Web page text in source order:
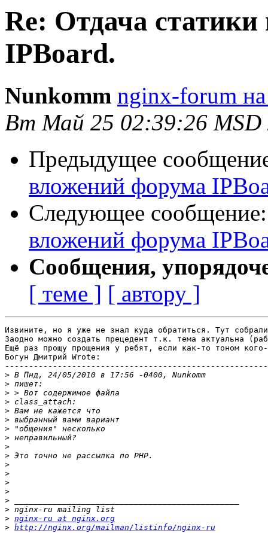
Re: Отдача
IPBoard.
Nunkomm nginx-forum
Вт Май 25 02:39:26 MSD
Предыдущее
вложений форума
Следующее
вложений форума
Сообщения,
[ теме ] [ автору ]
Извините, но я уже не знал куда обратиться. Тут
Заодно можно создать прецедент т.к. тема актуальна
Ещё раз прощу прощения у ребят, если как-то тоном
Богун Дмитрий Wrote:
-------------------------------------------------------
>
>
>
>
>
>
>
>
>
>
>
>
>
>
>
>
> nginx-ru at nginx.org
> http://nginx.org/mailman/listinfo/nginx-ru